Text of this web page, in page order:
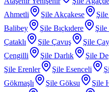
Ahmetli
Şile Akçakese
Balibey
Şile Bıçkıdere Şile
Çataklı
Şile Çavuş Şile
Çengilli
Şile Darlık Şile
Şile Erenler
Şile Esenceli
Gökmaşlı
Şile Göksu Şile